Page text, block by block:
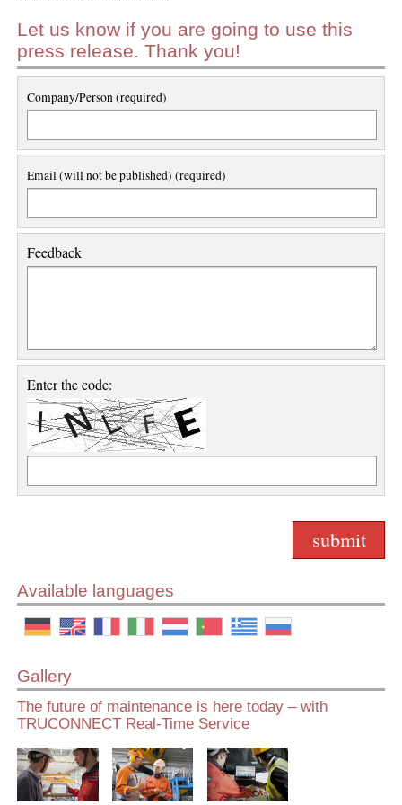
Let us know if you are going to use this
press release. Thank you!
Company/Person (required)
Email (will not be published) (required)
Feedback
Enter the code:
Available languages
Gallery
The future of maintenance is here today – with
TRUCONNECT Real-Time Service